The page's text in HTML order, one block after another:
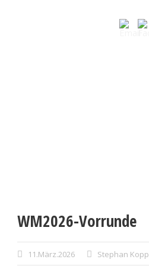
WM2026-Vorrunde
11.März.2026 Stephan Kopp